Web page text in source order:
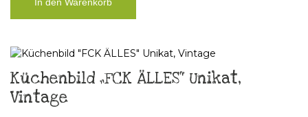
Küchenbild „FCK ÄLLES“ Unikat,
Vintage